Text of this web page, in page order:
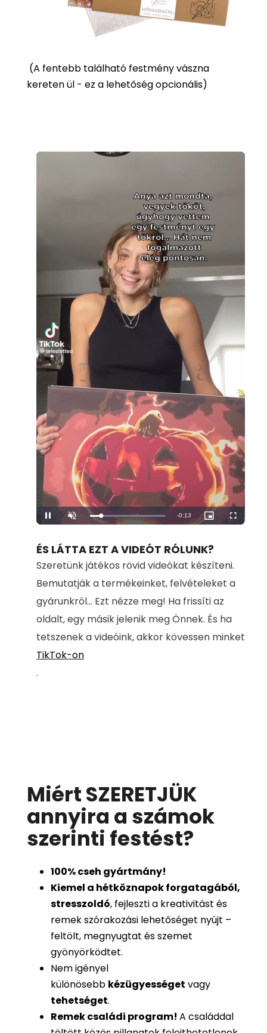
(A fentebb található festmény vászna
kereten ül - ez a lehetőség opcionális)
Pause Unmute Loaded:
100.00%
Remaining
-0:13
Picture-
in-
Fullscreen
ÉS LÁTTA EZT A VIDEÓT RÓLUNK?
Szeretünk játékos rövid videókat készíteni.
Bemutatják a termékeinket, felvételeket a
gyárunkról... Ezt nézze meg! Ha frissíti az
oldalt, egy másik jelenik meg Önnek. És ha
tetszenek a videóink, akkor kövessen minket
TikTok-on
.
Miért SZERETJÜK
annyira a számok
szerinti festést?
100%cseh gyártmány!
Kiemel a hétköznapok forgatagából,
stresszoldó, fejleszti a kreativitást és
remek szórakozási lehetőséget nyújt –
feltölt, megnyugtat és szemet
gyönyörködtet.
Nem igényel
különösebb kézügyességet vagy
tehetséget.
Remek családi program! A családdal